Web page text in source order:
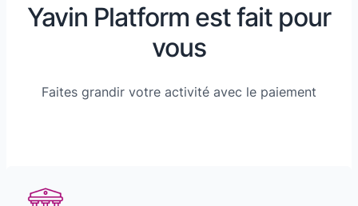
Yavin Platform est fait pour
vous
Faites grandir votre activité avec le paiement